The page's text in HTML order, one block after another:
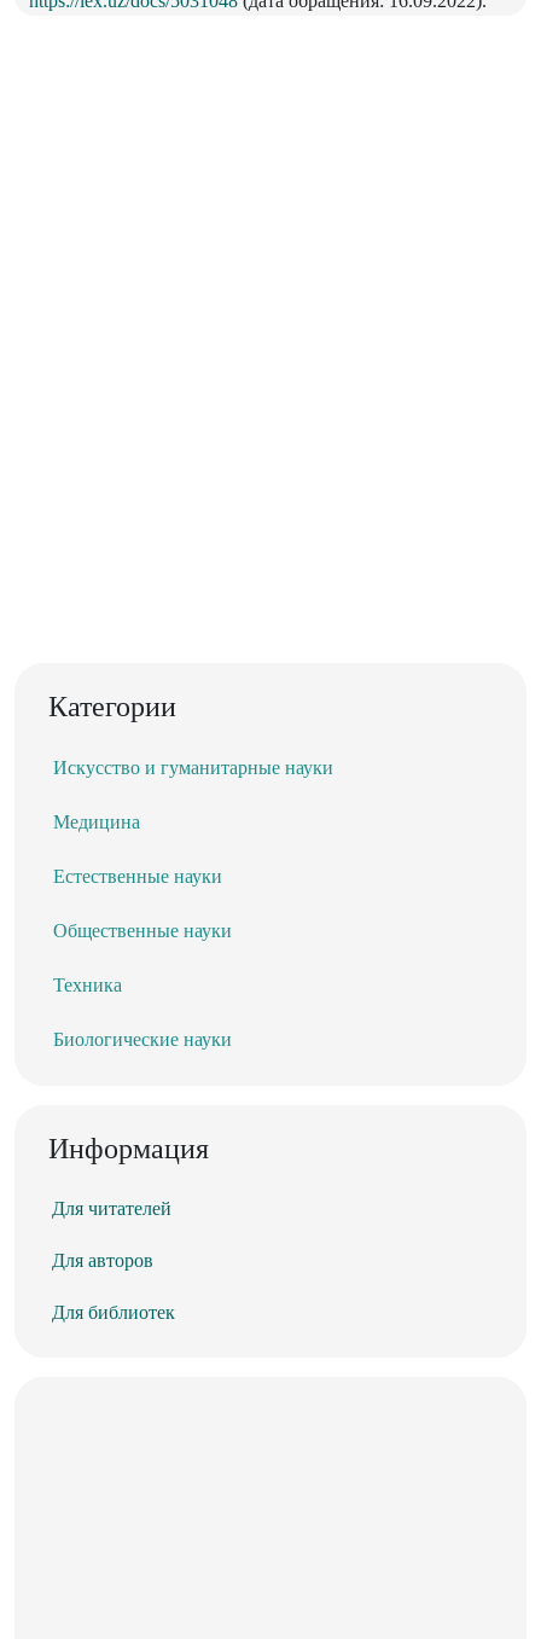
Категории
Искусство и гуманитарные науки
Медицина
Естественные науки
Общественные науки
Техника
Биологические науки
Информация
Для читателей
Для авторов
Для библиотек